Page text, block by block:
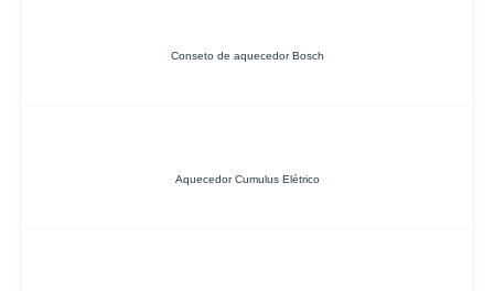
Conseto de aquecedor Bosch
Aquecedor Cumulus Elétrico